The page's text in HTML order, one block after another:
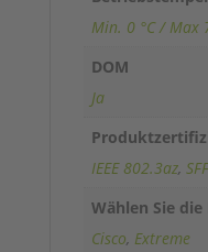
Min. 0 °C / Max
DOM
Ja
IEEE 802.3az,
Wählen Sie
Cisco, Extreme